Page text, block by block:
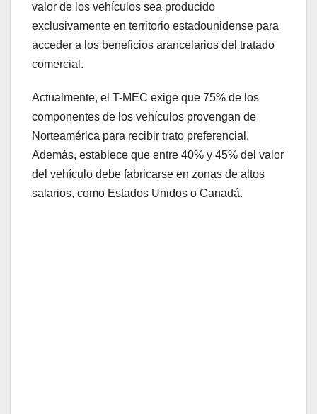
valor de los vehículos sea producido
exclusivamente en territorio estadounidense para
acceder a los beneficios arancelarios del tratado
comercial.
Actualmente, el T-MEC exige que 75% de los
componentes de los vehículos provengan de
Norteamérica para recibir trato preferencial.
Además, establece que entre 40% y 45% del valor
del vehículo debe fabricarse en zonas de altos
salarios, como Estados Unidos o Canadá.